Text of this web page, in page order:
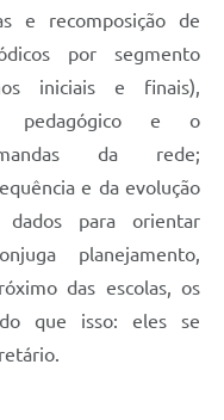
e recomposição de
por segmento
iniciais e finais),
pedagógico e o
da rede;
e da evolução
para orientar
planejamento,
das escolas, os
que isso: eles se